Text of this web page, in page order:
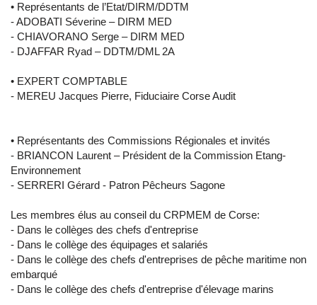
• Représentants de l’Etat/DIRM/DDTM
- ADOBATI Séverine – DIRM MED
- CHIAVORANO Serge – DIRM MED
- DJAFFAR Ryad – DDTM/DML 2A
• EXPERT COMPTABLE
- MEREU Jacques Pierre, Fiduciaire Corse Audit
• Représentants des Commissions Régionales et invités
- BRIANCON Laurent – Président de la Commission Etang-
Environnement
- SERRERI Gérard - Patron Pêcheurs Sagone
Les membres élus au conseil du CRPMEM de Corse:
- Dans le collèges des chefs d'entreprise
- Dans le collège des équipages et salariés
- Dans le collège des chefs d'entreprises de pêche maritime non
embarqué
- Dans le collège des chefs d'entreprise d'élevage marins